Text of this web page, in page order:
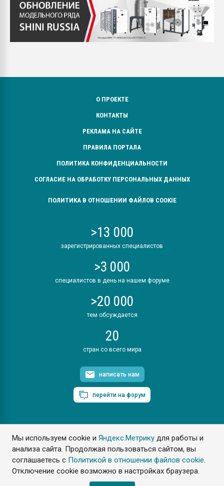
Мы используем cookie иЯндекс.Метрику для работы и
анализа сайта. Продолжая пользоваться сайтом, вы
соглашаетесь с Политикой в отношении файлов cookie.
Отключение cookie возможно в настройках браузера.
О ПРОЕКТЕ
КОНТАКТЫ
РЕКЛАМА НА САЙТЕ
ПРАВИЛА ПОРТАЛА
ПОЛИТИКА КОНФИДЕНЦИАЛЬНОСТИ
СОГЛАСИЕ НА ОБРАБОТКУ ПЕРСОНАЛЬНЫХ ДАННЫХ
ПОЛИТИКА В ОТНОШЕНИИ ФАЙЛОВ COOKIE
>13 000
зарегистрированных специалистов
>3 000
специалистов в день на нашем форуме
>20 000
тем обсуждается
20
стран со всего мира
написать нам
перейти на форум
ПластЭксперт © 2006. Все права защищены
Разрешается копирование материалов сайта с обязательной
ссылкой на www.e-plastic.ru
Разработка сайта